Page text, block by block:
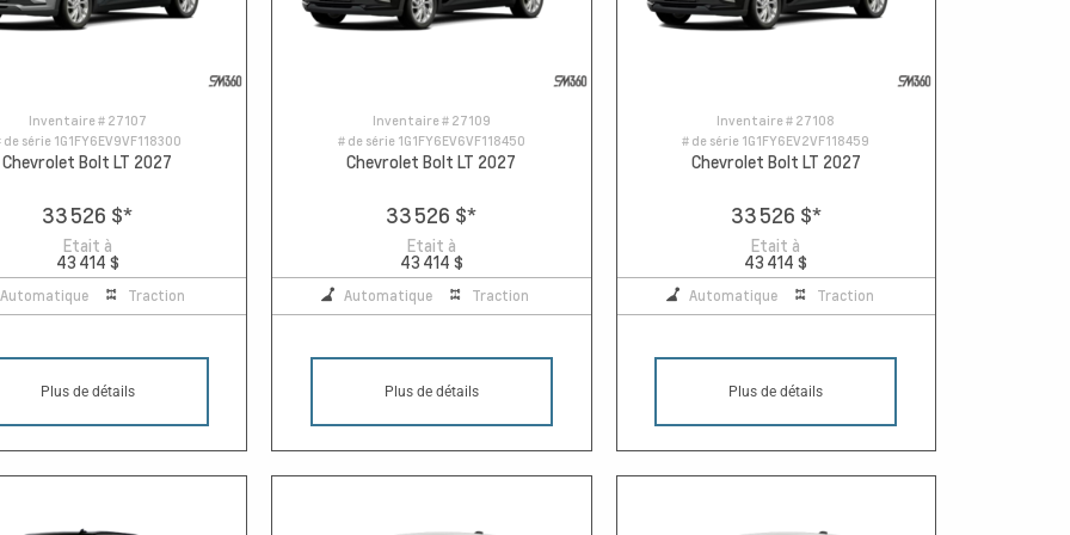
Inventaire # 27107
de série 1G1FY6EV9VF118300
Chevrolet Bolt LT 2027
33 526 $*
Etait à
43 414 $
Automatique Traction
Plus de détails
Inventaire # 27109
# de série 1G1FY6EV6VF118450
Chevrolet Bolt LT 2027
33 526 $*
Etait à
43 414 $
Automatique Traction
Plus de détails
Inventaire # 27108
# de série 1G1FY6EV2VF118459
Chevrolet Bolt LT 2027
33 526 $*
Etait à
43 414 $
Automatique Traction
Plus de détails